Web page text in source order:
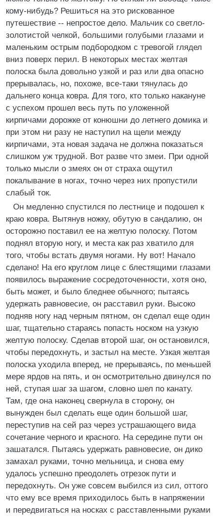
кому-нибудь? Решиться на это рискованное
путешествие -- непростое дело. Мальчик со светло-
золотистой челкой, большими голубыми глазами и
маленьким острым подбородком с тревогой глядел
вниз поверх перил. В некоторых местах желтая
полоска была довольно узкой и раз или два опасно
прерывалась, но, похоже, все-таки тянулась до
дальнего конца ковра. Для того, кто только накануне
с успехом прошел весь путь по уложенной
кирпичами дорожке от конюшни до летнего домика и
при этом ни разу не наступил на щели между
кирпичами, эта новая задача не должна показаться
слишком уж трудной. Вот разве что змеи. При одной
только мысли о змеях он от страха ощутил
покалывание в ногах, точно через них пропустили
слабый ток.
Он медленно спустился по лестнице и подошел к
краю ковра. Вытянув ножку, обутую в сандалию, он
осторожно поставил ее на желтую полоску. Потом
поднял вторую ногу, и места как раз хватило для
того, чтобы встать двумя ногами. Ну вот! Начало
сделано! На его круглом лице с блестящими глазами
появилось выражение сосредоточенности, хотя оно,
быть может, и было бледнее обычного; пытаясь
удержать равновесие, он расставил руки. Высоко
подняв ногу над черным пятном, он сделал еще один
шаг, тщательно стараясь попасть носком на узкую
желтую полоску. Сделав второй шаг, он остановился,
чтобы передохнуть, и застыл на месте. Узкая желтая
полоска уходила вперед, не прерываясь, по меньшей
мере ярдов на пять, и он осмотрительно двинулся по
ней, ступая шаг за шагом, словно шел по канату.
Там, где она наконец свернула в сторону, он
вынужден был сделать еще один большой шаг,
переступив на сей раз через устрашающего вида
сочетание черного и красного. На середине пути он
зашатался. Пытаясь удержать равновесие, он дико
замахал руками, точно мельница, и снова ему
удалось успешно преодолеть отрезок пути и
передохнуть. Он уже совсем выбился из сил, оттого
что ему все время приходилось быть в напряжении
и передвигаться на носках с расставленными руками